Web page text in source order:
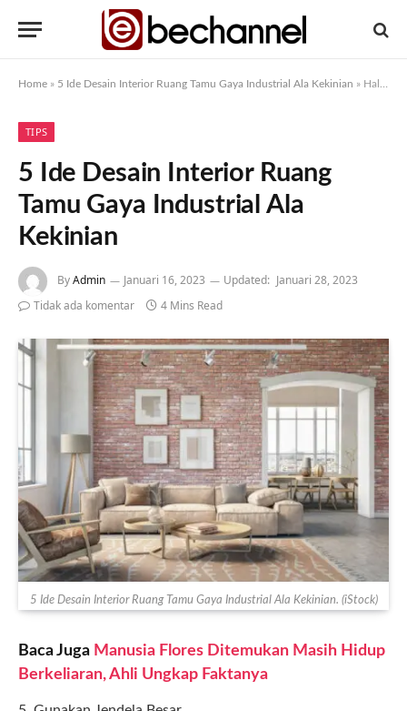
Home » 5 Ide Desain Interior Ruang Tamu Gaya Industrial Ala Kekinian » Halaman 4
TIPS
5 Ide Desain Interior Ruang
Tamu Gaya Industrial Ala
Kekinian
ByAdmin Januari 16, 2023 Updated: Januari 28, 2023
Tidak ada komentar
4 Mins Read
5 Ide Desain Interior Ruang Tamu Gaya Industrial Ala Kekinian. (iStock)
Baca Juga Manusia Flores Ditemukan Masih Hidup
Berkeliaran, Ahli Ungkap Faktanya